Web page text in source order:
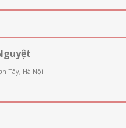
Tây, Hà Nội